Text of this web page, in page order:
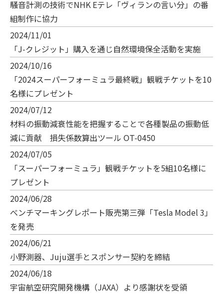
騒音計測の技術でNHK Eテレ「ヴィランの言い分」の番
組制作に協力
2024/11/01
「J-クレジット」購入を通じ自然環境保全活動を実施
2024/10/16
「2024スーパーフォーミュラ最終戦」観戦チケットを10
名様にプレゼント
2024/07/12
材料の振動減衰性能を把握することで各種製品の振動低
減に貢献 損失係数算出ツール OT-0450
2024/07/05
「スーパーフォーミュラ」観戦チケットを5組10名様に
プレゼント
2024/06/28
べンチマーキングレポート販売第三弾「Tesla Model 3」
を発売
2024/06/21
小野測器、Juju選手とスポンサー契約を締結
2024/06/18
宇宙航空研究開発機構（JAXA）より感謝状を受領